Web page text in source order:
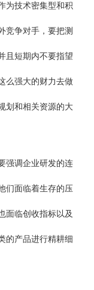
为技术密集型和积
竞争对手，要把测
且短期内不要指望
么强大的财力去做
划和相关资源的大
调企业研发的连
们面临着生存的压
面临创收指标以及
的产品进行精耕细